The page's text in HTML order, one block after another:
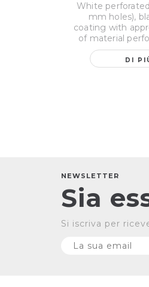
White
mm holes),
coating with
of material
DI
NEWSLETTER
Sia
Si iscriva per